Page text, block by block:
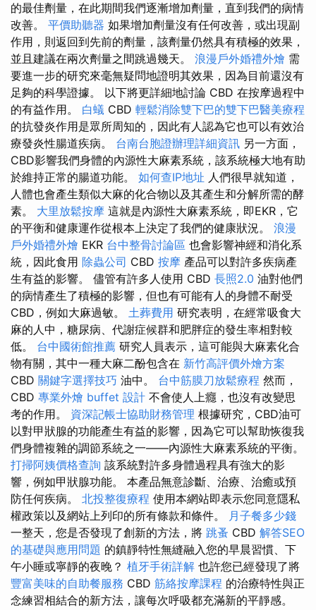
的最佳劑量，在此期間我們逐漸增加劑量，直到我們的病情
改善。 平價助聽器 如果增加劑量沒有任何改善，或出現副
作用，則返回到先前的劑量，該劑量仍然具有積極的效果，
並且建議在兩次劑量之間跳過幾天。 浪漫戶外婚禮外燴 需
要進一步的研究來毫無疑問地證明其效果，因為目前還沒有
足夠的科學證據。 以下將更詳細地討論 CBD 在按摩過程中
的有益作用。 白蟻 CBD 輕鬆消除雙下巴的雙下巴醫美療程
的抗發炎作用是眾所周知的，因此有人認為它也可以有效治
療發炎性腸道疾病。 台南台胞證辦理詳細資訊 另一方面，
CBD影響我們身體的內源性大麻素系統，該系統極大地有助
於維持正常的腸道功能。 如何查IP地址 人們很早就知道，
人體也會產生類似大麻的化合物以及其產生和分解所需的酵
素。 大里放鬆按摩 這就是內源性大麻素系統，即EKR，它
的平衡和健康運作從根本上決定了我們的健康狀況。 浪漫
戶外婚禮外燴 EKR 台中整骨討論區 也會影響神經和消化系
統，因此食用 除蟲公司 CBD 按摩 產品可以對許多疾病產
生有益的影響。 儘管有許多人使用 CBD 長照2.0 油對他們
的病情產生了積極的影響，但也有可能有人的身體不耐受
CBD，例如大麻過敏。 土葬費用 研究表明，在經常吸食大
麻的人中，糖尿病、代謝症候群和肥胖症的發生率相對較
低。 台中國術館推薦 研究人員表示，這可能與大麻素化合
物有關，其中一種大麻二酚包含在 新竹高評價外燴方案
CBD 關鍵字選擇技巧 油中。 台中筋膜刀放鬆療程 然而，
CBD 專業外燴 buffet 設計 不會使人上癮，也沒有改變思
考的作用。 資深記帳士協助財務管理 根據研究，CBD油可
以對甲狀腺的功能產生有益的影響，因為它可以幫助恢復我
們身體複雜的調節系統之一——內源性大麻素系統的平衡。
打掃阿姨價格查詢 該系統對許多身體過程具有強大的影
響，例如甲狀腺功能。 本產品無意診斷、治療、治癒或預
防任何疾病。 北投整復療程 使用本網站即表示您同意隱私
權政策以及網站上列印的所有條款和條件。 月子餐多少錢
一整天，您是否發現了創新的方法，將 跳蚤 CBD 解答SEO
的基礎與應用問題 的鎮靜特性無縫融入您的早晨習慣、下
午小睡或寧靜的夜晚？ 植牙手術詳解 也許您已經發現了將
豐富美味的自助餐服務 CBD 筋絡按摩課程 的治療特性與正
念練習相結合的新方法，讓每次呼吸都充滿新的平靜感。